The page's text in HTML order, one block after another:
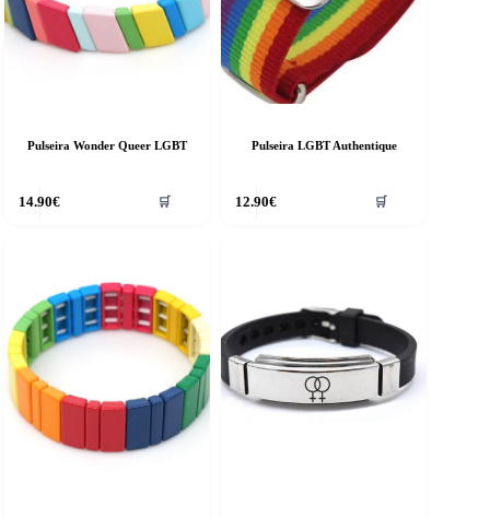
Pulseira Wonder Queer LGBT
14.90€ 🛒
Pulseira LGBT Authentique
12.90€ 🛒